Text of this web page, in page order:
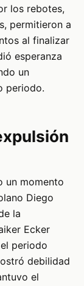
los rebotes,
permitieron a
al finalizar
esperanza
un
periodo.
un momento
Diego
la
Ecker
periodo
debilidad
el